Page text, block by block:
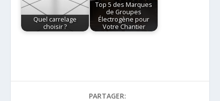
Quel carrelage
choisir ?
Top 5 des Marques
de Groupes
Électrogène pour
Votre Chantier
PARTAGER: